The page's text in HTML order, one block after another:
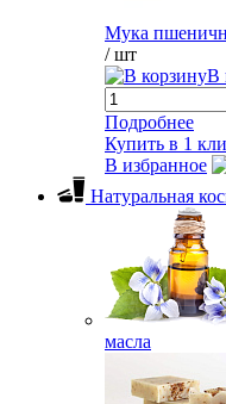
Мука
/ шт
В
Подробнее
Купить в 1
В избранное
Натуральная
масла